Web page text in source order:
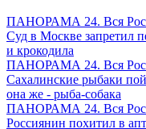
ПАНОРАМА 24. Вся
Суд в Москве запретил
и крокодила
ПАНОРАМА 24. Вся
Сахалинские рыбаки
она же - рыба-собака
ПАНОРАМА 24. Вся
Россиянин похитил в